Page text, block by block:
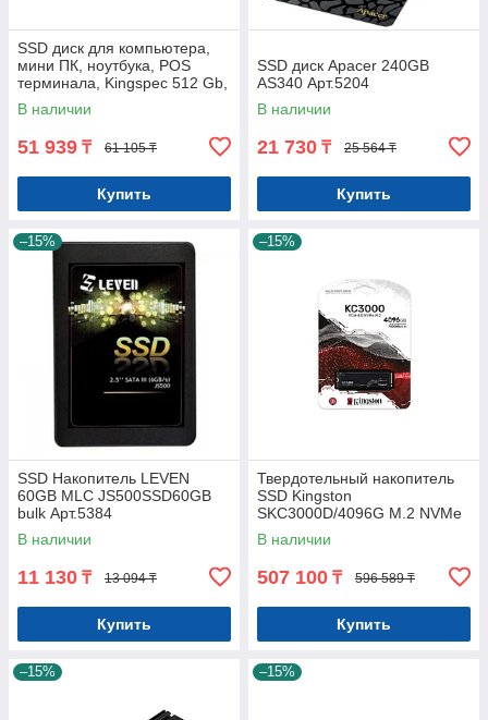
SSD диск для компьютера,
мини ПК, ноутбука, POS
терминала, Kingspec 512 Gb,
саche 512Mb Арт.3862
В наличии
51 939 ₸ 61 105 ₸
Купить
SSD диск Apacer 240GB
AS340 Арт.5204
В наличии
21 730 ₸ 25 564 ₸
Купить
–15%
SSD Накопитель LEVEN
60GB MLC JS500SSD60GB
bulk Арт.5384
В наличии
11 130 ₸ 13 094 ₸
Купить
–15%
Твердотельный накопитель
SSD Kingston
SKC3000D/4096G M.2 NVMe
PCIe 4.0
В наличии
507 100 ₸ 596 589 ₸
Купить
–15% –15%